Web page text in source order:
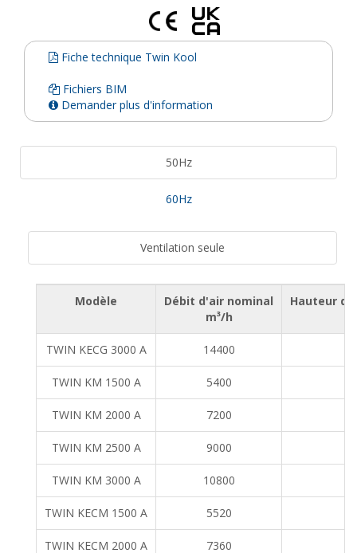
Fiche technique Twin Kool
Fichiers BIM
Demander plus d'information
50Hz
60Hz
Ventilation seule
Modèle
Débit d'air nominal
m³/h
Hauteur
TWIN KECG 3000 A 14400
TWIN KM 1500 A 5400
TWIN KM 2000 A 7200
TWIN KM 2500 A 9000
TWIN KM 3000 A 10800
TWIN KECM 1500 A 5520
TWIN KECM 2000 A 7360